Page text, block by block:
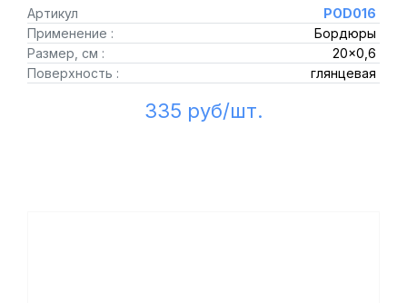
Артикул
POD016
Применение :
Бордюры
Размер, см :
20x0,6
Поверхность :
глянцевая
335 руб/шт.